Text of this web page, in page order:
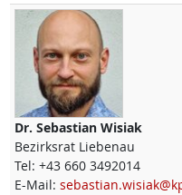
Dr. Sebastian Wisiak
Bezirksrat Liebenau
Tel: +43 660 3492014
E-Mail: